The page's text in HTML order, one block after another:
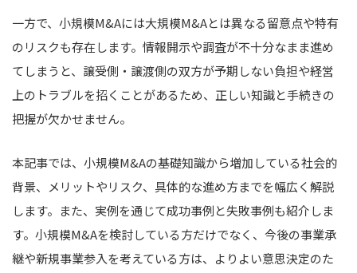
一方で、小規模M&Aには大規模M&Aとは異なる留意点や特有
のリスクも存在します。情報開示や調査が不十分なまま進め
てしまうと、譲受側・譲渡側の双方が予期しない負担や経営
上のトラブルを招くことがあるため、正しい知識と手続きの
把握が欠かせません。
本記事では、小規模M&Aの基礎知識から増加している社会的
背景、メリットやリスク、具体的な進め方までを幅広く解説
します。また、実例を通じて成功事例と失敗事例も紹介しま
す。小規模M&Aを検討している方だけでなく、今後の事業承
継や新規事業参入を考えている方は、よりよい意思決定のた